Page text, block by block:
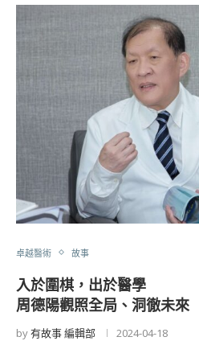
卓越醫術 故事
入於圍棋，出於醫學
周德陽觀照全局、洞徹未來
by有故事 編輯部 2024-04-18